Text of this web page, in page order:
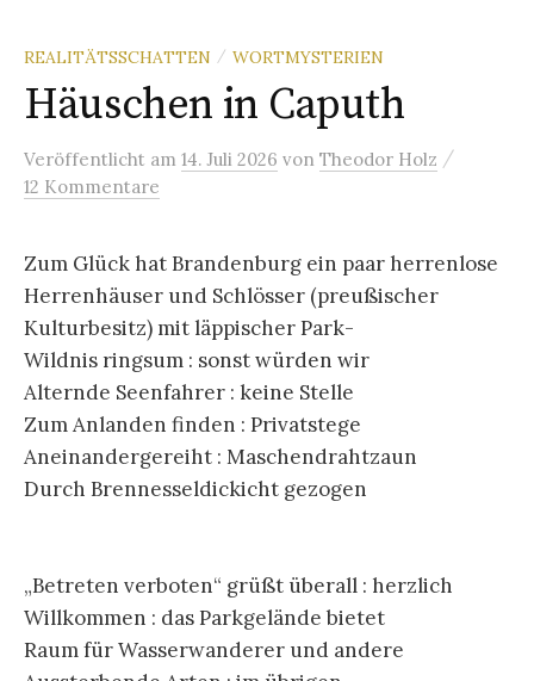
REALITÄTSSCHATTEN / WORTMYSTERIEN
Häuschen in Caputh
Veröffentlicht am 14. Juli 2026 von Theodor Holz /
12 Kommentare
Zum Glück hat Brandenburg ein paar herrenlose
Herrenhäuser und Schlösser (preußischer
Kulturbesitz) mit läppischer Park-
Wildnis ringsum : sonst würden wir
Alternde Seenfahrer : keine Stelle
Zum Anlanden finden : Privatstege
Aneinandergereiht : Maschendrahtzaun
Durch Brennesseldickicht gezogen
„Betreten verboten“ grüßt überall : herzlich
Willkommen : das Parkgelände bietet
Raum für Wasserwanderer und andere